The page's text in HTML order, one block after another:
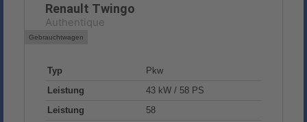
Renault Twingo
Authentique
Gebrauchtwagen
Typ
Pkw
Leistung
43 kW / 58 PS
Leistung
58